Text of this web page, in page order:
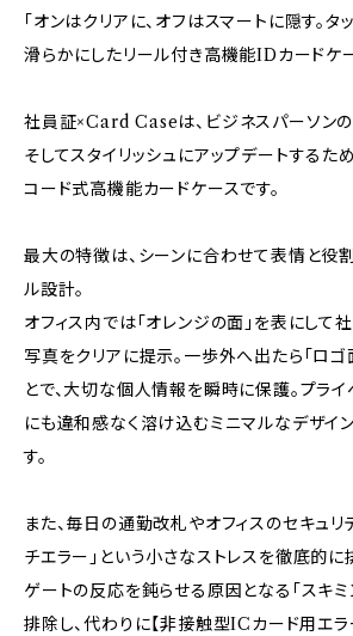
「オンはクリアに、オフはスマートに隠す。
滑らかにしたリール付き高機能IDカードケ
社員証×Card Caseは、ビジネスパーソンの
そしてスタイリッシュにアップデートするた
コード式高機能カードケースです。
最大の特徴は、シーンに合わせて表情と役
ル設計。
オフィス内では「オレンジの面」を表にし
写真をクリアに提示。一歩外へ出たら「ロ
とで、大切な個人情報を瞬時に保護。プラ
にも違和感なく溶け込むミニマルなデザイ
す。
また、毎日の通勤改札やオフィスのセキュリ
チエラー」という小さなストレスを徹底的に
ゲートの反応を鈍らせる原因となる「スキミ
排除し、代わりに【非接触型ICカード用エラ